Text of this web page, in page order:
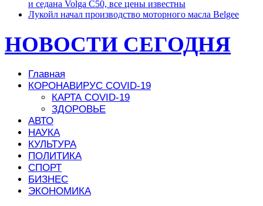
и седана Volga C50, все цены известны
Лукойл начал производство моторного масла Belgee
НОВОСТИ СЕГОДНЯ
Главная
КОРОНАВИРУС COVID-19
КАРТА COVID-19
ЗДОРОВЬЕ
АВТО
НАУКА
КУЛЬТУРА
ПОЛИТИКА
СПОРТ
БИЗНЕС
ЭКОНОМИКА